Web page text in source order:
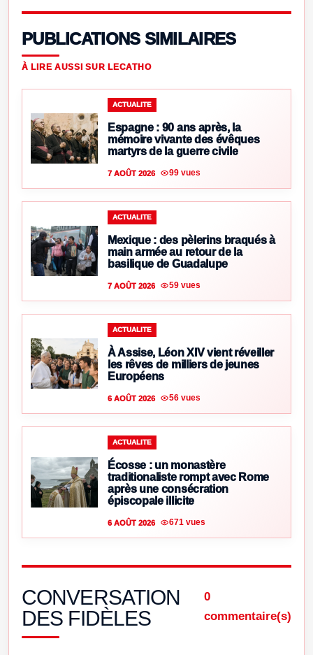
PUBLICATIONS SIMILAIRES
À LIRE AUSSI SUR LECATHO
ACTUALITE
Espagne : 90 ans après, la
mémoire vivante des évêques
martyrs de la guerre civile
7 AOÛT 2026 99 vues
ACTUALITE
Mexique : des pèlerins braqués à
main armée au retour de la
basilique de Guadalupe
7 AOÛT 2026 59 vues
ACTUALITE
À Assise, Léon XIV vient réveiller
les rêves de milliers de jeunes
Européens
6 AOÛT 2026 56 vues
ACTUALITE
Écosse : un monastère
traditionaliste rompt avec Rome
après une consécration
épiscopale illicite
6 AOÛT 2026 671 vues
CONVERSATION
DES FIDÈLES
0
commentaire(s)